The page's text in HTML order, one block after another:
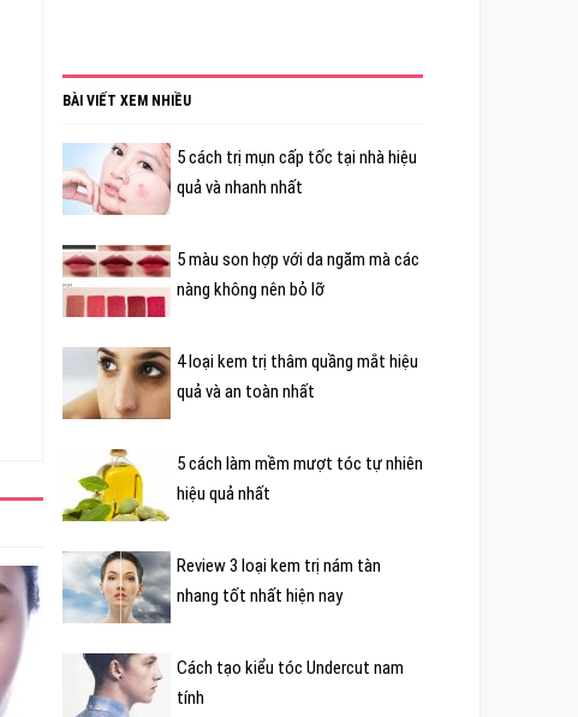
BÀI VIẾT XEM NHIỀU
5 cách trị mụn cấp tốc tại nhà hiệu
quả và nhanh nhất
5 màu son hợp với da ngăm mà các
nàng không nên bỏ lỡ
4 loại kem trị thâm quầng mắt hiệu
quả và an toàn nhất
5 cách làm mềm mượt tóc tự nhiên
hiệu quả nhất
Review 3 loại kem trị nám tàn
nhang tốt nhất hiện nay
Cách tạo kiểu tóc Undercut nam
tính